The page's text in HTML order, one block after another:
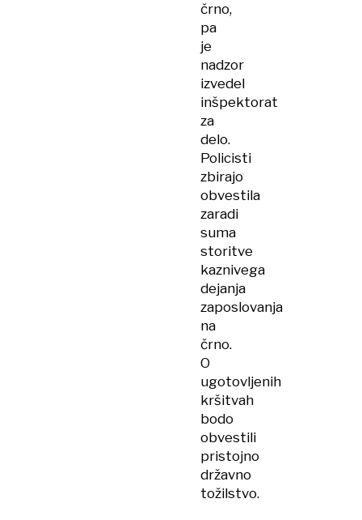
črno,
pa
je
nadzor
izvedel
inšpektorat
za
delo.
Policisti
zbirajo
obvestila
zaradi
suma
storitve
kaznivega
dejanja
zaposlovanja
na
črno.
O
ugotovljenih
kršitvah
bodo
obvestili
pristojno
državno
tožilstvo.